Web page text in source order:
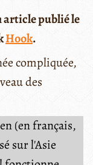
publié le
Hook.
compliquée,
des
(en français,
sur l'Asie